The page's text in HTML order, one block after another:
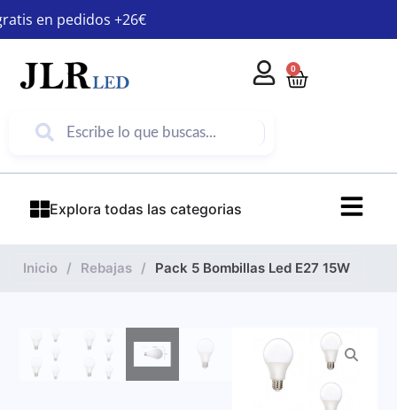
en pedidos +26€
0
Explora todas las categorias
Inicio / Rebajas / Pack 5 Bombillas Led E27 15W